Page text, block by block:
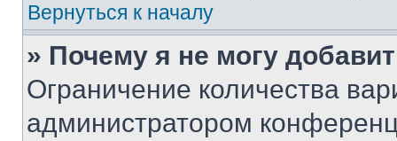
Вернуться к началу
» Почему я не могу
Ограничение количества
администратором